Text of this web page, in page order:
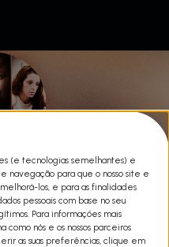
(e tecnologias semelhantes) e
navegação para que o nosso site e
los, e para as finalidades
pessoais com base no seu
Para informações mais
como nós e os nossos parceiros
as suas preferências, clique em